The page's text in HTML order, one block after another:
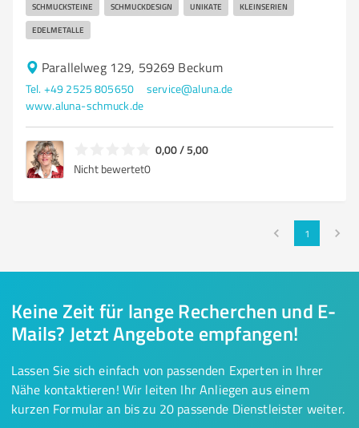
SCHMUCKSTEINE SCHMUCKDESIGN UNIKATE KLEINSERIEN
EDELMETALLE
Parallelweg 129, 59269 Beckum
Tel. +49 2525 805650
service@aluna.de
www.aluna-schmuck.de
0,00 / 5,00
Nicht bewertet0
1
Keine Zeit für lange Recherchen und E-
Mails? Jetzt Angebote empfangen!
Lassen Sie sich einfach von passenden Experten in Ihrer
Nähe kontaktieren! Wir leiten Ihr Anliegen aus einem
kurzen Formular an bis zu 20 passende Dienstleister weiter.